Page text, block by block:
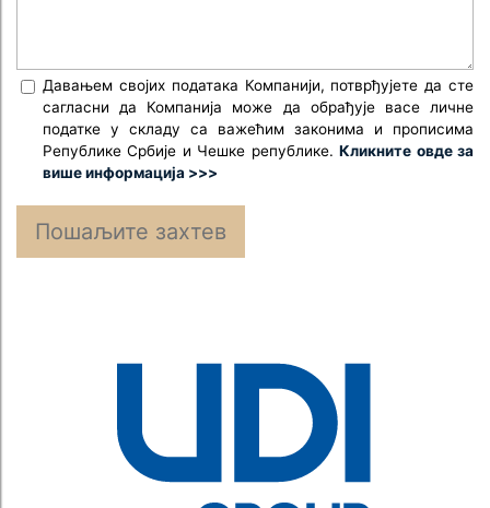
Давањем својих података Компанији, потврђујете да сте
сагласни да Компанија може да обрађује васе личне
податке у складу са важећим законима и прописима
Републике Србије и Чешке републике.Кликните овде за
више информација >>>
Пошаљите захтев